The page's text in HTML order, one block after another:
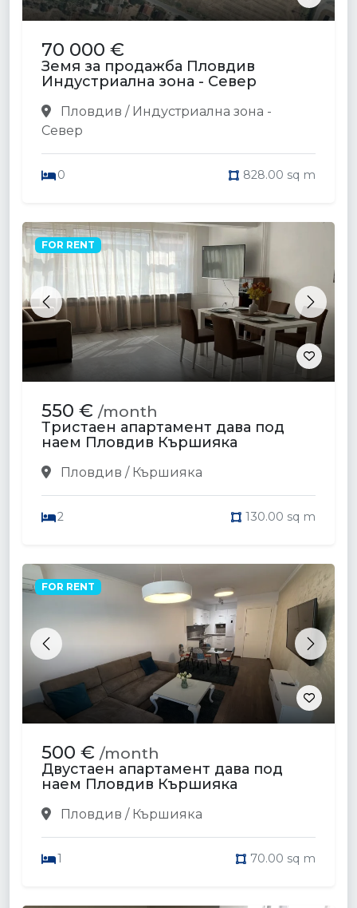
70 000 €
Земя за продажба Пловдив
Индустриална зона - Север
Пловдив / Индустриална зона -
Север
0 828.00 sq m
Previous Next
FOR RENT
550 € /month
Тристаен апартамент дава под
наем Пловдив Кършияка
Пловдив / Кършияка
2 130.00 sq m
Previous Next
FOR RENT
500 € /month
Двустаен апартамент дава под
наем Пловдив Кършияка
Пловдив / Кършияка
1 70.00 sq m